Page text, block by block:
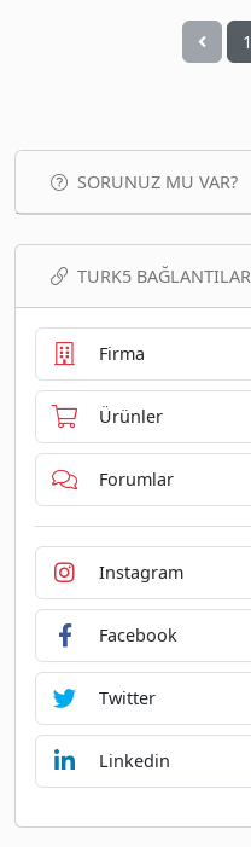
1
SORUNUZ MU VAR?
TURK5 BAĞLANTILAR
Firma
Ürünler
Forumlar
Instagram
Facebook
Twitter
Linkedin